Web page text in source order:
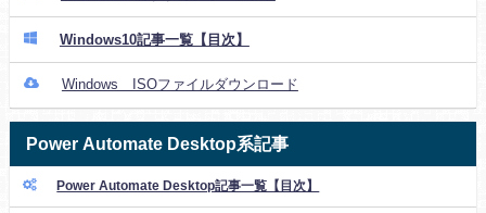
Windows10記事一覧【目次】
Windows ISOファイルダウンロード
Power Automate Desktop系記事
Power Automate Desktop記事一覧【目次】